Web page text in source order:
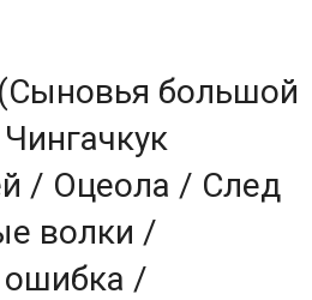
большой
/ Оцеола / След
волки /
ошибка /